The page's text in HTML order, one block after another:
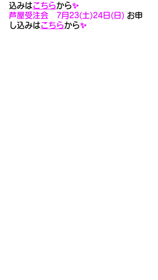
込みはこちらから✨
芦屋受注会　7月23(土)24日(日) お申
し込みはこちらから✨